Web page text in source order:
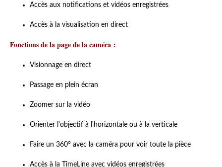
Accès aux notifications et vidéos enregistrées
Accès à la visualisation en direct
Fonctions de la page de la caméra :
Visionnage en direct
Passage en plein écran
Zoomer sur la vidéo
Orienter l'objectif à l'horizontale ou à la verticale
Faire un 360° avec la caméra pour voir toute la pièce
Accès à la TimeLine avec vidéos enregistrées